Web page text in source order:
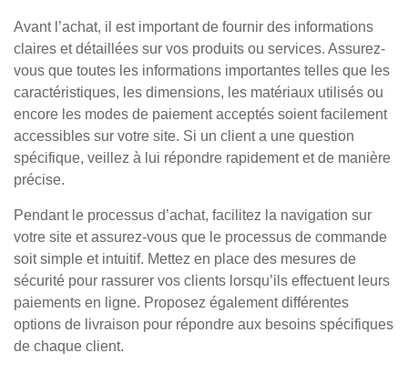
Avant l’achat, il est important de fournir des informations
claires et détaillées sur vos produits ou services. Assurez-
vous que toutes les informations importantes telles que les
caractéristiques, les dimensions, les matériaux utilisés ou
encore les modes de paiement acceptés soient facilement
accessibles sur votre site. Si un client a une question
spécifique, veillez à lui répondre rapidement et de manière
précise.
Pendant le processus d’achat, facilitez la navigation sur
votre site et assurez-vous que le processus de commande
soit simple et intuitif. Mettez en place des mesures de
sécurité pour rassurer vos clients lorsqu’ils effectuent leurs
paiements en ligne. Proposez également différentes
options de livraison pour répondre aux besoins spécifiques
de chaque client.